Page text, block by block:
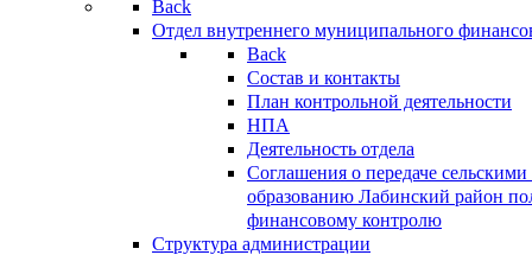
Back
Отдел внутреннего муниципального
Back
Состав и контакты
План контрольной деятельности
НПА
Деятельность отдела
Соглашения о передаче
образованию Лабинский район
финансовому контролю
Структура администрации